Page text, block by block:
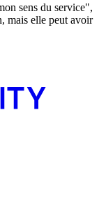
sens du service",
mais elle peut avoir